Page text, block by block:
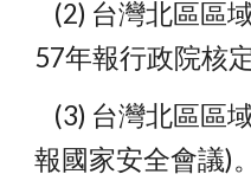
57年報行政院核定
報國家安全會議)。